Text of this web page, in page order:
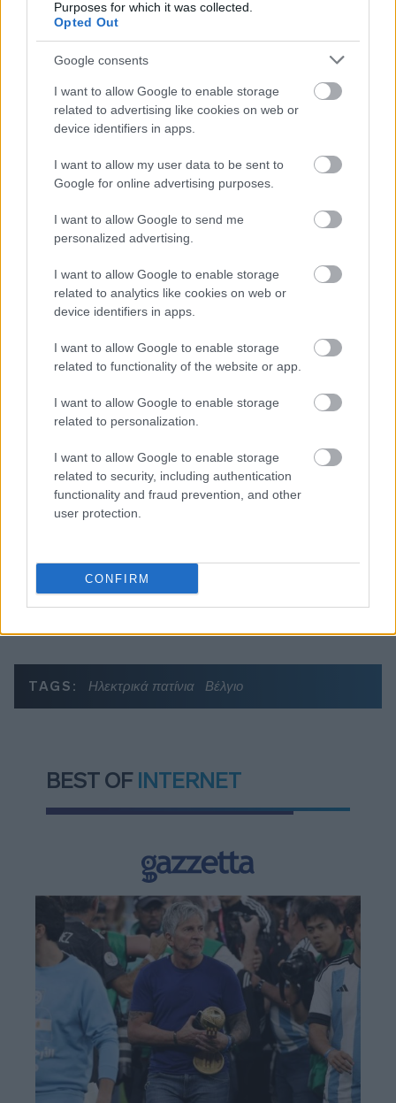
Purposes for which it was collected.
Opted Out
Google consents
I want to allow Google to enable storage
related to advertising like cookies on web or
device identifiers in apps.
I want to allow my user data to be sent to
Google for online advertising purposes.
I want to allow Google to send me
personalized advertising.
I want to allow Google to enable storage
related to analytics like cookies on web or
device identifiers in apps.
I want to allow Google to enable storage
related to functionality of the website or app.
I want to allow Google to enable storage
related to personalization.
I want to allow Google to enable storage
related to security, including authentication
functionality and fraud prevention, and other
user protection.
CONFIRM
Ακολουθήστε τοinsider.gr στο Google Newsκαι μάθετε
πρώτοι όλες τιςειδήσεις από την Ελλάδα και τον κόσμο.
Διαβάζονται αυτή τη στιγμή
από τα δάνεια του ν. Κατσέλη
Νέο Χωροταξικό Τουρισμού: Οι νέες «κόκκινες
γραμμές» για το περιβάλλον και τι αλλάζει σε
ελληνικής βιομηχανίας
TAGS: Ηλεκτρικά πατίνια Βέλγιο
BEST OF INTERNET